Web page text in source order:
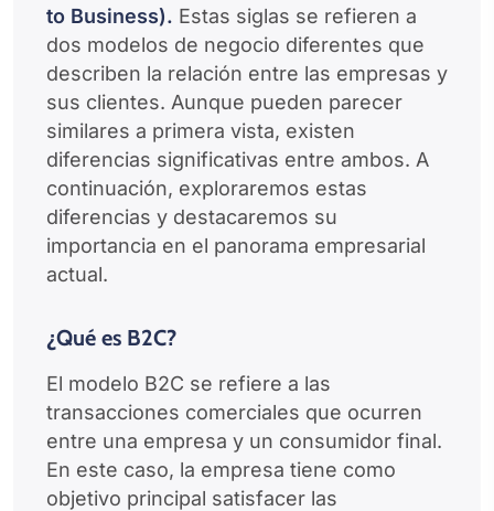
to Business). Estas siglas se refieren a
dos modelos de negocio diferentes que
describen la relación entre las empresas y
sus clientes. Aunque pueden parecer
similares a primera vista, existen
diferencias significativas entre ambos. A
continuación, exploraremos estas
diferencias y destacaremos su
importancia en el panorama empresarial
actual.
¿Qué es B2C?
El modelo B2C se refiere a las
transacciones comerciales que ocurren
entre una empresa y un consumidor final.
En este caso, la empresa tiene como
objetivo principal satisfacer las